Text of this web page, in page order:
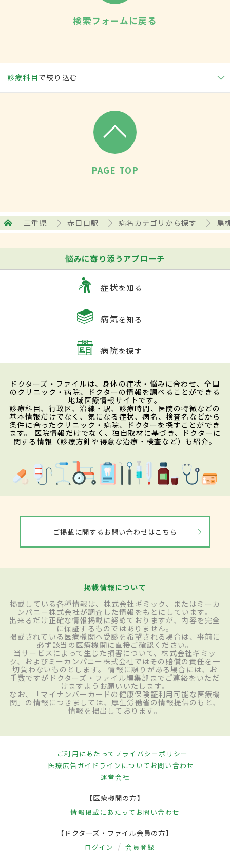
検索フォームに戻る
診療科目で絞り込む
PAGE TOP
三重県 赤目口駅 病名カテゴリから探す 扁
悩みに寄り添うアプローチ
症状を知る
病気を知る
病院を探す
ドクターズ・ファイルは、身体の症状・悩みに合わせ、全国
のクリニック・病院、ドクターの情報を調べることができる
地域医療情報サイトです。
診療科目、行政区、沿線・駅、診療時間、医院の特徴などの
基本情報だけでなく、気になる症状、病名、検査名などから
条件に合ったクリニック・病院、ドクターを探すことができ
ます。 医院情報だけでなく、独自取材に基づき、ドクターに
関する情報（診療方針や得意な治療・検査など）も紹介。
ご掲載に関するお問い合わせはこちら
掲載情報について
掲載している各種情報は、株式会社ギミック、またはミーカ
ンパニー株式会社が調査した情報をもとにしています。
出来るだけ正確な情報掲載に努めておりますが、内容を完全
に保証するものではありません。
掲載されている医療機関へ受診を希望される場合は、事前に
必ず該当の医療機関に直接ご確認ください。
当サービスによって生じた損害について、株式会社ギミッ
ク、およびミーカンパニー株式会社ではその賠償の責任を一
切負わないものとします。 情報に誤りがある場合には、お
手数ですがドクターズ・ファイル編集部までご連絡をいただ
けますようお願いいたします。
なお、「マイナンバーカードの健康保険証利用可能な医療機
関」の情報につきましては、厚生労働省の情報提供のもと、
情報を掲出しております。
ご利用にあたってプライバシーポリシー
医療広告ガイドラインについてお問い合わせ
運営会社
【医療機関の方】
情報掲載にあたって お問い合わせ
【ドクターズ・ファイル会員の方】
ログイン 会員登録